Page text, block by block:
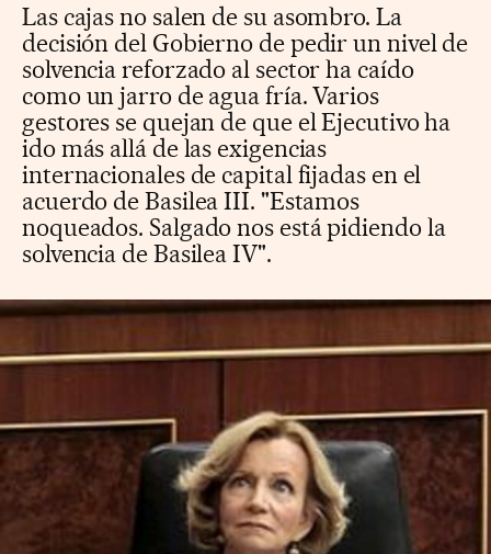
Las cajas no salen de su asombro. La
decisión del Gobierno de pedir un nivel de
solvencia reforzado al sector ha caído
como un jarro de agua fría. Varios
gestores se quejan de que el Ejecutivo ha
ido más allá de las exigencias
internacionales de capital fijadas en el
acuerdo de Basilea III. "Estamos
noqueados. Salgado nos está pidiendo la
solvencia de Basilea IV".